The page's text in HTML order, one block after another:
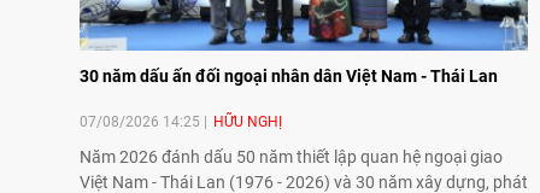
30 năm dấu ấn đối ngoại nhân dân Việt Nam - Thái Lan
07/08/2026 14:25 HỮU NGHỊ
Năm 2026 đánh dấu 50 năm thiết lập quan hệ ngoại giao
Việt Nam - Thái Lan (1976 - 2026) và 30 năm xây dựng, phát